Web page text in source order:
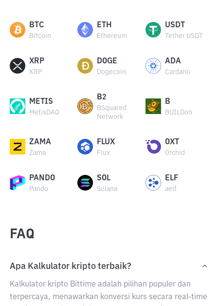
BTC
Bitcoin
ETH
Ethereum
USDT
Tether USDT
XRP
XRP
DOGE
Dogecoin
ADA
Cardano
METIS
MetisDAO
B2
BSquared
Network
B
BUILDon
ZAMA
Zama
FLUX
Flux
OXT
Orchid
PANDO
Pando
SOL
Solana
ELF
aelf
FAQ
Apa Kalkulator kripto terbaik?
Kalkulator kripto Bittime adalah pilihan populer dan
terpercaya, menawarkan konversi kurs secara real-time